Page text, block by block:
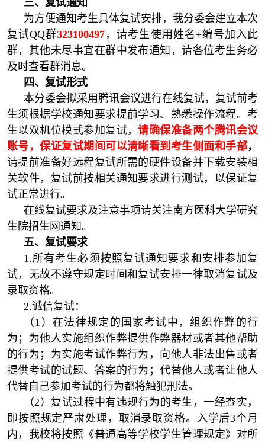
三、复试通知
为方便通知考生具体复试安排，我分委会建立本次
复试QQ群323100497 ，请考生使用姓名+编号加入此
群，其他未尽事宜在群中发布通知，请各位考生务必
及时查看群消息。
四、复试形式
本分委会拟采用腾讯会议进行在线复试，复试前考
生须根据学校通知要求提前学习、熟悉操作流程。考
生以双机位模式参加复试，请确保准备两个腾讯会议
账号，保证复试期间可以清晰看到考生侧面和手部，
请提前准备好远程复试所需的硬件设备并下载安装相
关软件，复试前按相关通知要求进行测试，以保证复
试正常进行。
在线复试要求及注意事项请关注南方医科大学研究
生院招生网通知。
五、复试要求
1.所有考生必须按照复试通知要求和安排参加复
试，无故不遵守规定时间和复试安排一律取消复试及
录取资格。
2.诚信复试：
（1）在法律规定的国家考试中，组织作弊的行
为；为他人实施组织作弊提供作弊器材或者其他帮助
的行为；为实施考试作弊行为，向他人非法出售或者
提供考试的试题、答案的行为；代替他人或者让他人
代替自己参加考试的行为都将触犯刑法。
（2）复试过程中有违规行为的考生，一经查实，
即按照规定严肃处理，取消录取资格。入学后3个月
内，我校将按照《普通高等学校学生管理规定》对所